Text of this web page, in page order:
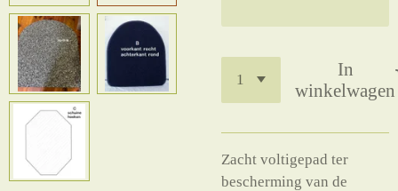
In
winkelwagen
Zacht voltigepad ter
bescherming van de